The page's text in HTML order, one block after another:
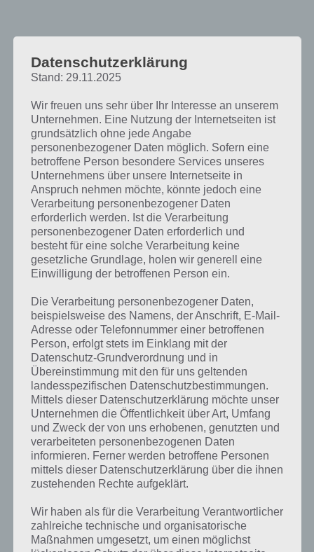
Was bringt mir der DB Zugradar?
Die App DB Zugradar ist ein nettes Spielzug als Zusatz zum DB
Navigator. So kann man beispielsweise sehen, wo sich der Zug zur
Zeit ungefähr befindet. Auch wenn es sich im Grunde um ein nettes
Spielzeug handelt, was man nicht unbedingt benötigt, ein nettes
Feature von der Deutschen Bahn.
Und was ist mit denjenigen, die sich das im Browser auf dem PC
anschauen wollen? Auch kein Problem: Den DB Zugradar gibt es im
übrigen auch für den Browser unterapps-bahn.de.
DB Zugradar
Screenshot
Verbindungen weiterhin mit
dem DB Navigator finden
Der DB Zugradar benötigt im Optimalfall
Zugriff auf deine aktuelle Position, um Züge
aus der Region anzuzeigen. Sonst wird das bei
den Tausenden von Bahnen in Deutschland
etwas unübersichtlich. Wer sich hingegen die
verbindungen genau ansehen will, die er
benötigt, der wird weiterhin den DB Navigator
nutzen. Wie gesagt ist der DB Zugradar nur ein
nettes Spielzeug. Da es nur die wenigsten
auszulagern.
Datenschutzerklärung
Stand: 29.11.2025
Wir freuen uns sehr über Ihr Interesse an unserem
Unternehmen. Eine Nutzung der Internetseiten ist
grundsätzlich ohne jede Angabe
personenbezogener Daten möglich. Sofern eine
betroffene Person besondere Services unseres
Unternehmens über unsere Internetseite in
Anspruch nehmen möchte, könnte jedoch eine
Verarbeitung personenbezogener Daten
erforderlich werden. Ist die Verarbeitung
personenbezogener Daten erforderlich und
besteht für eine solche Verarbeitung keine
gesetzliche Grundlage, holen wir generell eine
Einwilligung der betroffenen Person ein.
Die Verarbeitung personenbezogener Daten,
beispielsweise des Namens, der Anschrift, E-Mail-
Adresse oder Telefonnummer einer betroffenen
Person, erfolgt stets im Einklang mit der
Datenschutz-Grundverordnung und in
Übereinstimmung mit den für uns geltenden
landesspezifischen Datenschutzbestimmungen.
Mittels dieser Datenschutzerklärung möchte unser
Unternehmen die Öffentlichkeit über Art, Umfang
und Zweck der von uns erhobenen, genutzten und
verarbeiteten personenbezogenen Daten
informieren. Ferner werden betroffene Personen
mittels dieser Datenschutzerklärung über die ihnen
zustehenden Rechte aufgeklärt.
Wir haben als für die Verarbeitung Verantwortlicher
zahlreiche technische und organisatorische
Maßnahmen umgesetzt, um einen möglichst